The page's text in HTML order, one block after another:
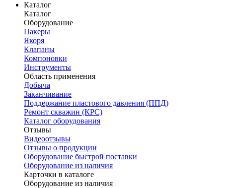
Каталог
Каталог
Оборудование
Пакеры
Якоря
Клапаны
Компоновки
Инструменты
Область применения
Добыча
Заканчивание
Поддержание пластового давления (ППД)
Ремонт скважин (КРС)
Каталог оборудования
Отзывы
Видеоотзывы
Отзывы о продукции
Оборудование быстрой поставки
Оборудование из наличия
Карточки в каталоге
Оборудование из наличия